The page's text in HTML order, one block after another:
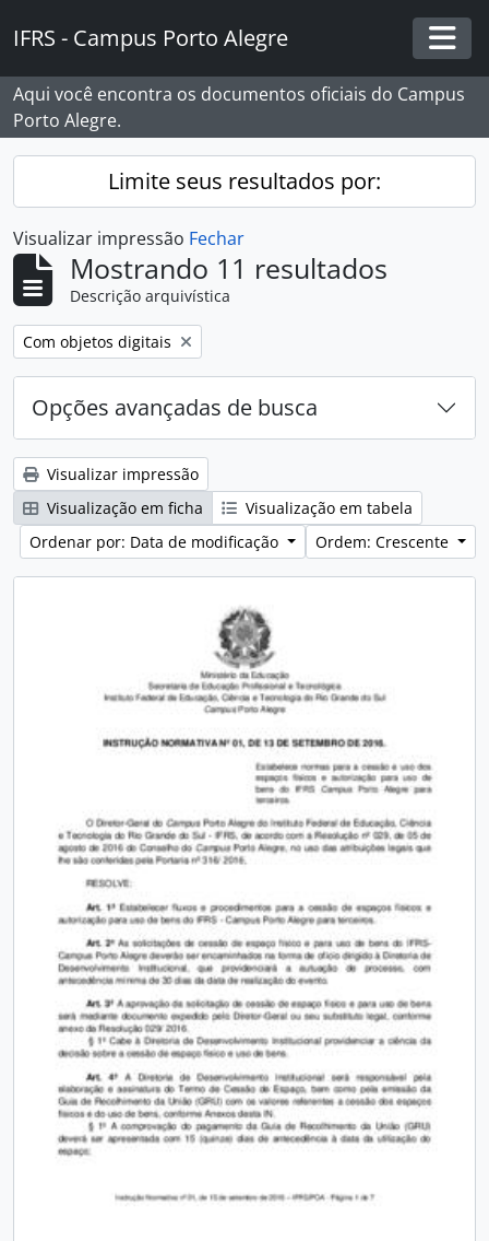
IFRS - Campus Porto Alegre
Aqui você encontra os documentos oficiais do Campus
Porto Alegre.
Limite seus resultados por:
Visualizar impressão Fechar
Mostrando 11 resultados
Descrição arquivística
Remover filtro:
Com objetos digitais
Opções avançadas de busca
Visualizar impressão
Visualização em ficha
Visualização em tabela
Ordenar por: Data de modificação
Ordem: Crescente